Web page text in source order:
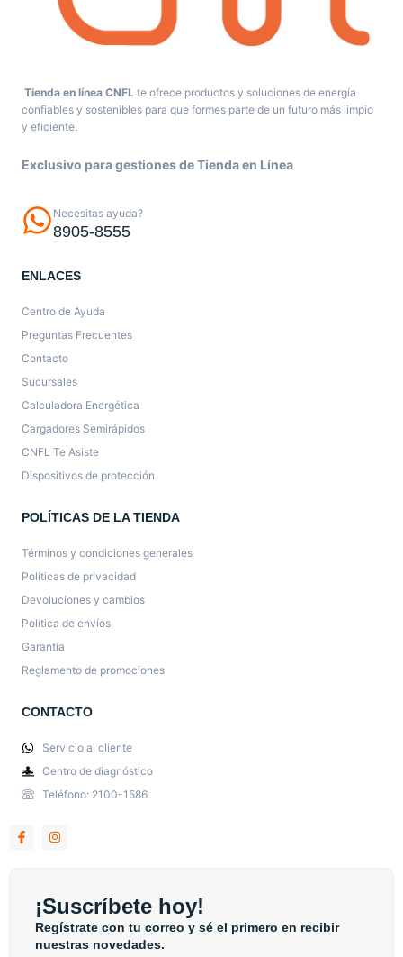
Tienda en línea CNFL te ofrece productos y soluciones de energía
confiables y sostenibles para que formes parte de un futuro más limpio
y eficiente.
Exclusivo para gestiones de Tienda en Línea
Necesitas ayuda?
8905-8555
ENLACES
Centro de Ayuda
Preguntas Frecuentes
Contacto
Sucursales
Calculadora Energética
Cargadores Semirápidos
CNFL Te Asiste
Dispositivos de protección
POLÍTICAS DE LA TIENDA
Términos y condiciones generales
Políticas de privacidad
Devoluciones y cambios
Política de envíos
Garantía
Reglamento de promociones
CONTACTO
Servicio al cliente
Centro de diagnóstico
Teléfono: 2100-1586
¡Suscríbete hoy!
Regístrate con tu correo y sé el primero en recibir
nuestras novedades.